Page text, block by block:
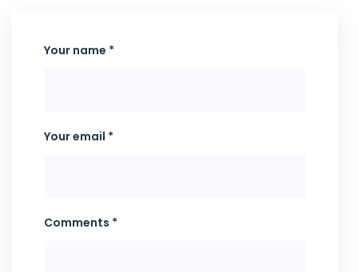
Your name *
Your email *
Comments *